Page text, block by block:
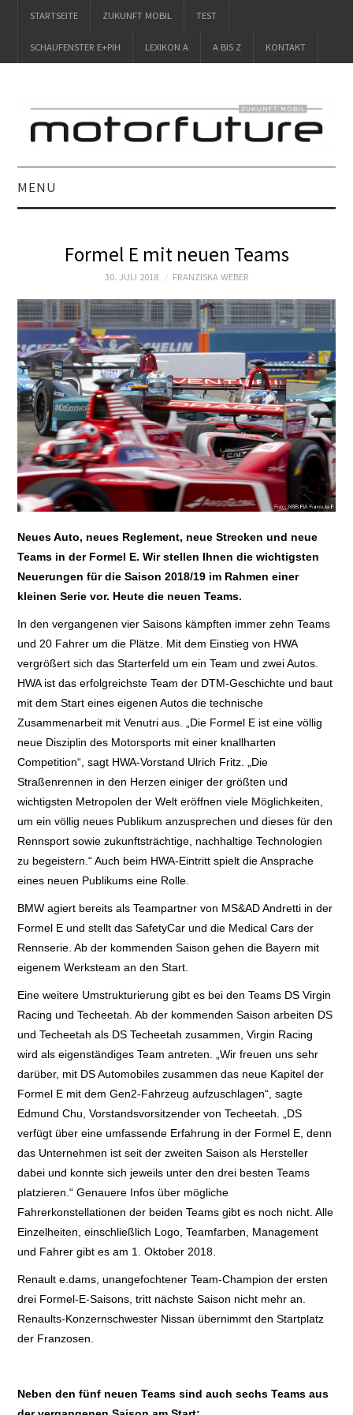
STARTSEITE ZUKUNFT MOBIL TEST
SCHAUFENSTER E+PIH LEXIKON A A BIS Z KONTAKT
MENU
ZUKUNFT MOBIL
TEST
SCHAUFENSTER
E+PIH
LEXIKON A
A BIS Z
KONTAKT
Formel E mit neuen Teams
30. JULI 2018 FRANZISKA WEBER
Neues Auto, neues Reglement, neue Strecken und neue
Teams in der Formel E. Wir stellen Ihnen die wichtigsten
Neuerungen für die Saison 2018/19 im Rahmen einer
kleinen Serie vor. Heute die neuen Teams.
In den vergangenen vier Saisons kämpften immer zehn Teams
und 20 Fahrer um die Plätze. Mit dem Einstieg von HWA
vergrößert sich das Starterfeld um ein Team und zwei Autos.
HWA ist das erfolgreichste Team der DTM-Geschichte und baut
mit dem Start eines eigenen Autos die technische
Zusammenarbeit mit Venutri aus. „Die Formel E ist eine völlig
neue Disziplin des Motorsports mit einer knallharten
Competition“, sagt HWA-Vorstand Ulrich Fritz. „Die
Straßenrennen in den Herzen einiger der größten und
wichtigsten Metropolen der Welt eröffnen viele Möglichkeiten,
um ein völlig neues Publikum anzusprechen und dieses für den
Rennsport sowie zukunftsträchtige, nachhaltige Technologien
zu begeistern.“ Auch beim HWA-Eintritt spielt die Ansprache
eines neuen Publikums eine Rolle.
BMW agiert bereits als Teampartner von MS&AD Andretti in der
Formel E und stellt das SafetyCar und die Medical Cars der
Rennserie. Ab der kommenden Saison gehen die Bayern mit
eigenem Werksteam an den Start.
Eine weitere Umstrukturierung gibt es bei den Teams DS Virgin
Racing und Techeetah. Ab der kommenden Saison arbeiten DS
und Techeetah als DS Techeetah zusammen, Virgin Racing
wird als eigenständiges Team antreten. „Wir freuen uns sehr
darüber, mit DS Automobiles zusammen das neue Kapitel der
Formel E mit dem Gen2-Fahrzeug aufzuschlagen“, sagte
Edmund Chu, Vorstandsvorsitzender von Techeetah. „DS
verfügt über eine umfassende Erfahrung in der Formel E, denn
das Unternehmen ist seit der zweiten Saison als Hersteller
dabei und konnte sich jeweils unter den drei besten Teams
platzieren.“ Genauere Infos über mögliche
Fahrerkonstellationen der beiden Teams gibt es noch nicht. Alle
Einzelheiten, einschließlich Logo, Teamfarben, Management
und Fahrer gibt es am 1. Oktober 2018.
Renault e.dams, unangefochtener Team-Champion der ersten
drei Formel-E-Saisons, tritt nächste Saison nicht mehr an.
Renaults-Konzernschwester Nissan übernimmt den Startplatz
der Franzosen.
Neben den fünf neuen Teams sind auch sechs Teams aus